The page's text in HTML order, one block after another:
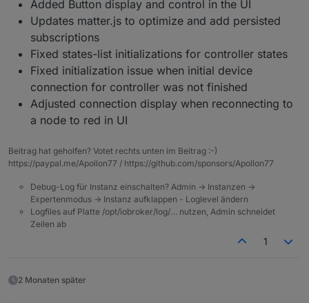
Added Button display and control in the UI
Updates matter.js to optimize and add persisted
subscriptions
Fixed states-list initializations for controller states
Fixed initialization issue when initial device
connection for controller was not finished
Adjusted connection display when reconnecting to
a node to red in UI
Beitrag hat geholfen? Votet rechts unten im Beitrag :-)
https://paypal.me/Apollon77 / https://github.com/sponsors/Apollon77
Debug-Log für Instanz einschalten? Admin -> Instanzen ->
Expertenmodus -> Instanz aufklappen - Loglevel ändern
Logfiles auf Platte /opt/iobroker/log/… nutzen, Admin schneidet
Zeilen ab
1
2 Monaten später